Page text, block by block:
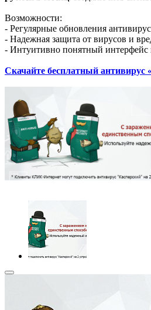
Возможности:
- Регулярные обновления
- Надежная защита от вирусов и
- Интуитивно понятный интерфейс
Скачайте бесплатный антивирус